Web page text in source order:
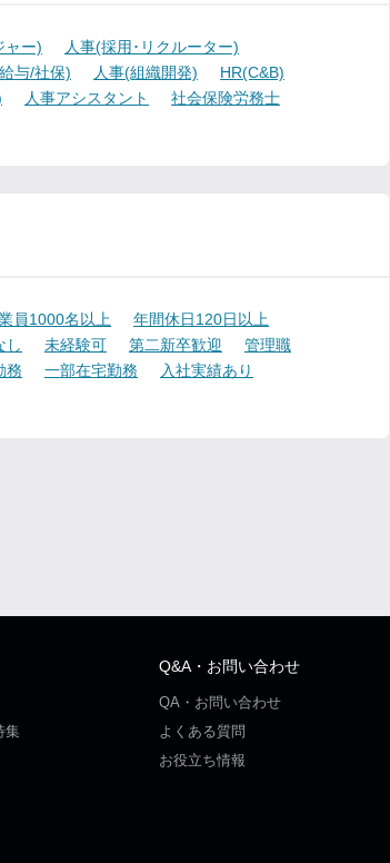
ャー)
人事(採用･リクルーター)
与/社保) 人事(組織開発)
HR(C&B)
人事アシスタント
社会保険労務士
員1000名以上
年間休日120日以上
し 未経験可 第二新卒歓迎
管理職
務 一部在宅勤務
入社実績あり
集
Q&A・お問い合わせ
QA・お問い合わせ
よくある質問
お役立ち情報